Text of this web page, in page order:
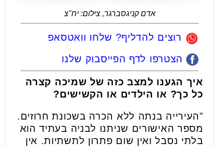
אדם קניגסברגר, צילום: יח"צ
רוצים להדליף? שלחו וואטסאפ
הצטרפו לדף הפייסבוק שלנו
איך הגענו למצב כזה של שמיכה קצרה
כל כך? או הילדים או הקשישים?
"העירייה בנתה ללא הכרה בשכונת חרוזים.
מספר האישורים שניתנו לבניה בעתיד הוא
בלתי נסבל ואין שום פתרון לתשתיות. אין